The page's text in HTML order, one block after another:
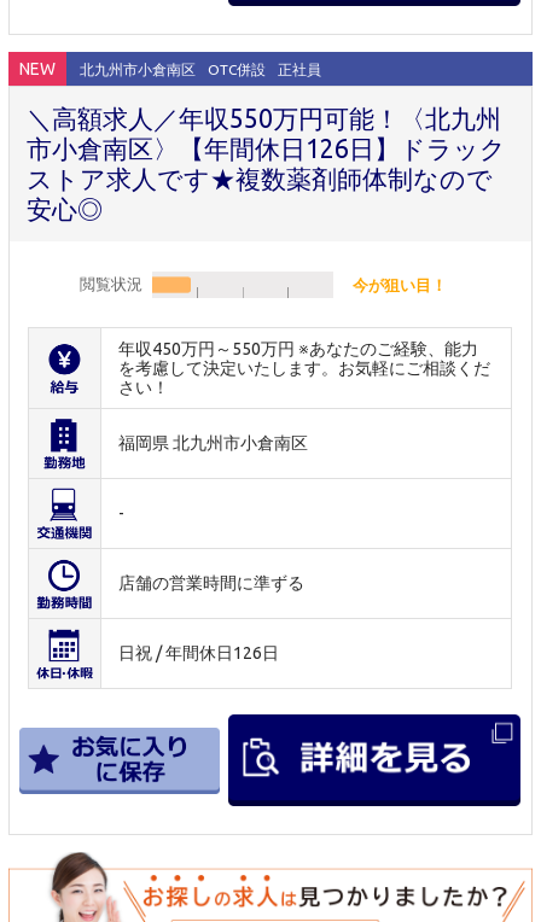
NEW 北九州市小倉南区 OTC併設 正社員
＼高額求人／年収550万円可能！〈北九州
市小倉南区〉【年間休日126日】ドラック
ストア求人です★複数薬剤師体制なので
安心◎
閲覧状況 今が狙い目！
年収450万円～550万円 ※あなたのご経験、能力
を考慮して決定いたします。お気軽にご相談くだ
さい！
福岡県 北九州市小倉南区
-
店舗の営業時間に準ずる
日祝 / 年間休日126日